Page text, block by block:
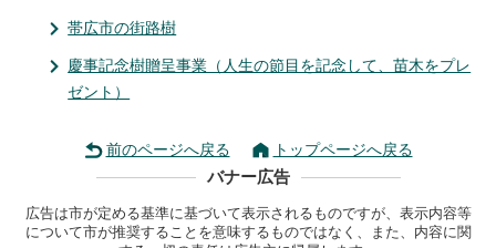
帯広市の街路樹
慶事記念樹贈呈事業（人生の節目を記念して、苗木をプレ
ゼント）
前のページへ戻る トップページへ戻る
バナー広告
広告は市が定める基準に基づいて表示されるものですが、表示内容等
について市が推奨することを意味するものではなく、また、内容に関